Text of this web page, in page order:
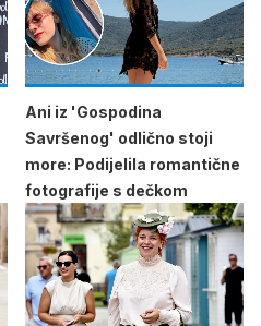
Ani iz 'Gospodina
Savršenog' odlično stoji
more: Podijelila romantične
fotografije s dečkom